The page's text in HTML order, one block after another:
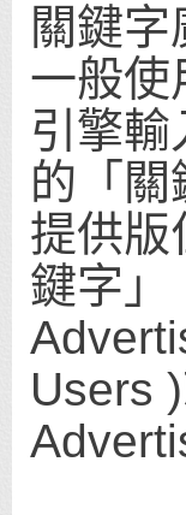
關鍵
一般使
引擎
的「關
提供版
鍵字」
Users